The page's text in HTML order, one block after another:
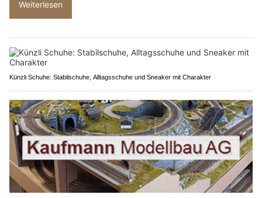
Weiterlesen
Künzli Schuhe: Stabilschuhe, Alltagsschuhe und Sneaker mit Charakter